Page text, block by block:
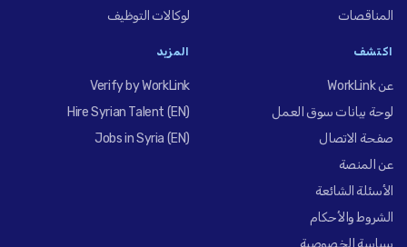
المناقصات
لوكالات التوظيف
اكتشف
عن WorkLink
لوحة بيانات سوق العمل
صفحة الاتصال
عن المنصة
الأسئلة الشائعة
الشروط والأحكام
المزيد
Verify by WorkLink
Hire Syrian Talent (EN)
Jobs in Syria (EN)